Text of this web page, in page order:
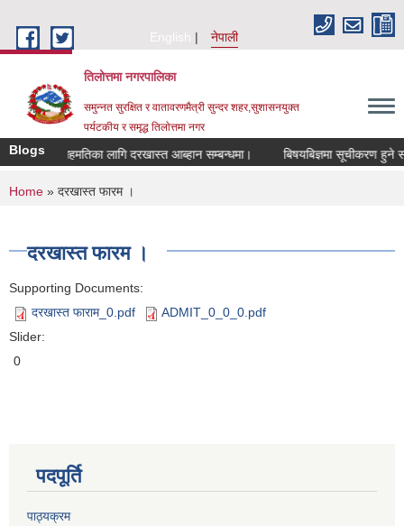
English
नेपाली
तिलोत्तमा नगरपालिका
समुन्नत सुरक्षित र वातावरणमैत्री सुन्दर शहर,सुशासनयुक्त
पर्यटकीय र समृद्ध तिलाेत्तमा नगर
Blogs
सरुवा सहमतिका लागि दरखास्त आब्हान सम्बन्धमा। बिषयबिज्ञमा सूचीकरण हुने
You are here
Home » दरखास्त फारम ।
दरखास्त फारम ।
Supporting Documents:
दरखास्त फाराम_0.pdf
ADMIT_0_0_0.pdf
Slider:
0
पदपूर्ति
पाठ्यक्रम